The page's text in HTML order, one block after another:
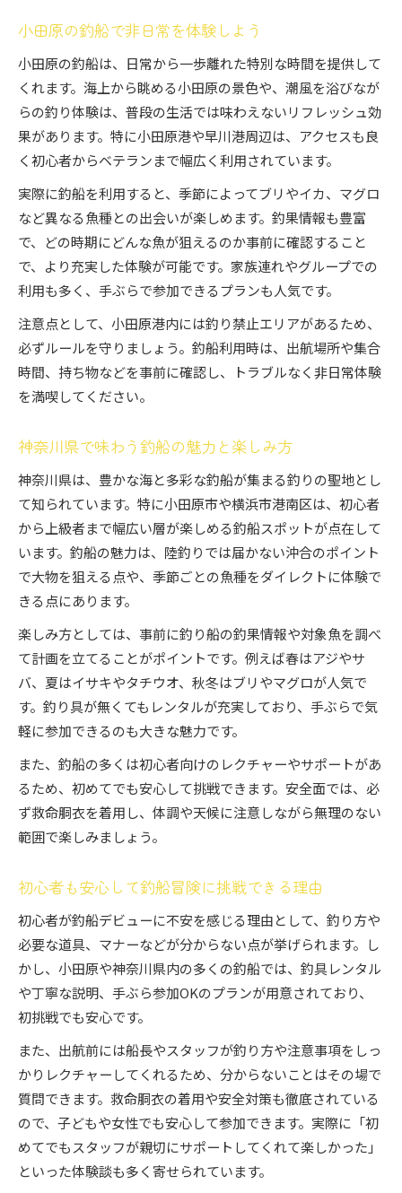
釣船ならではの旬魚の選び方とポイント
季節ごとの釣船釣行で魚種を楽しみ尽くす
安全で快適な釣船釣行のコツを徹底解説
釣船の安全管理と快適な釣行準備法
初心者が安心できる釣船利用時の注意点
釣船でトラブルを防ぐためのポイント
安全な釣船釣行に欠かせない持ち物リスト
釣船で快適に過ごすための服装と装備
小田原の釣船で非日常を体験しよう
小田原の釣船は、日常から一歩離れた特別な時間を提供して
くれます。海上から眺める小田原の景色や、潮風を浴びなが
らの釣り体験は、普段の生活では味わえないリフレッシュ効
果があります。特に小田原港や早川港周辺は、アクセスも良
く初心者からベテランまで幅広く利用されています。
実際に釣船を利用すると、季節によってブリやイカ、マグロ
など異なる魚種との出会いが楽しめます。釣果情報も豊富
で、どの時期にどんな魚が狙えるのか事前に確認すること
で、より充実した体験が可能です。家族連れやグループでの
利用も多く、手ぶらで参加できるプランも人気です。
注意点として、小田原港内には釣り禁止エリアがあるため、
必ずルールを守りましょう。釣船利用時は、出航場所や集合
時間、持ち物などを事前に確認し、トラブルなく非日常体験
を満喫してください。
神奈川県で味わう釣船の魅力と楽しみ方
神奈川県は、豊かな海と多彩な釣船が集まる釣りの聖地とし
て知られています。特に小田原市や横浜市港南区は、初心者
から上級者まで幅広い層が楽しめる釣船スポットが点在して
います。釣船の魅力は、陸釣りでは届かない沖合のポイント
で大物を狙える点や、季節ごとの魚種をダイレクトに体験で
きる点にあります。
楽しみ方としては、事前に釣り船の釣果情報や対象魚を調べ
て計画を立てることがポイントです。例えば春はアジやサ
バ、夏はイサキやタチウオ、秋冬はブリやマグロが人気で
す。釣り具が無くてもレンタルが充実しており、手ぶらで気
軽に参加できるのも大きな魅力です。
また、釣船の多くは初心者向けのレクチャーやサポートがあ
るため、初めてでも安心して挑戦できます。安全面では、必
ず救命胴衣を着用し、体調や天候に注意しながら無理のない
範囲で楽しみましょう。
初心者も安心して釣船冒険に挑戦できる理由
初心者が釣船デビューに不安を感じる理由として、釣り方や
必要な道具、マナーなどが分からない点が挙げられます。し
かし、小田原や神奈川県内の多くの釣船では、釣具レンタル
や丁寧な説明、手ぶら参加OKのプランが用意されており、
初挑戦でも安心です。
また、出航前には船長やスタッフが釣り方や注意事項をしっ
かりレクチャーしてくれるため、分からないことはその場で
質問できます。救命胴衣の着用や安全対策も徹底されている
ので、子どもや女性でも安心して参加できます。実際に「初
めてでもスタッフが親切にサポートしてくれて楽しかった」
といった体験談も多く寄せられています。